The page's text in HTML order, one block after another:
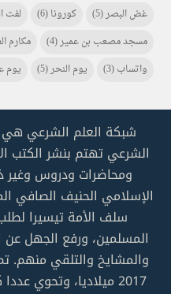
غض البصر(5) كورونا(6) لفت
مسجد مصعب بن عمير(4) مكارم
واتساب(3) يوم النحر(5) يوم
شبكة العلم الشرعي هي
الشرعي تهتم بنشر الكتب
ومحاضرات ودروس وغير
الإسلامي الحنيف الصافي
سلف الأمة تيسيرا
المسلمين، ورفع الجهل عن
2017 ميلاديا، وتحوي